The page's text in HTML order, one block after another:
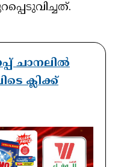
ചാനലിൽ
ക്ലിക്ക്